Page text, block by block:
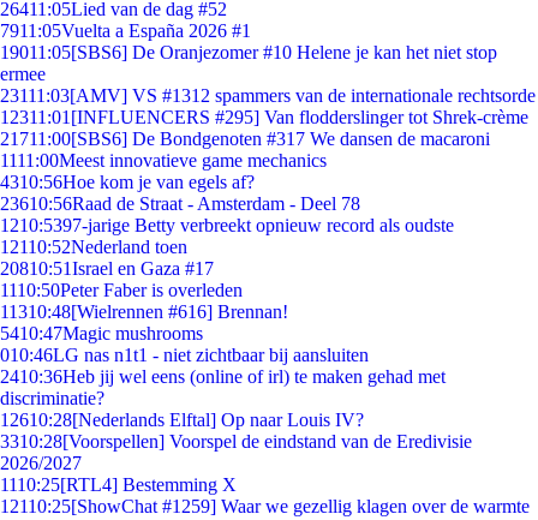
26411:05Lied van de dag #52
7911:05Vuelta a España 2026 #1
19011:05[SBS6] De Oranjezomer #10 Helene je kan het niet stop
ermee
23111:03[AMV] VS #1312 spammers van de internationale rechtsorde
12311:01 [INFLUENCERS #295] Van flodderslinger tot Shrek-crème
21711:00[SBS6] De Bondgenoten #317 We dansen de macaroni
1111:00Meest innovatieve game mechanics
4310:56Hoe kom je van egels af?
23610:56Raad de Straat - Amsterdam - Deel 78
1210:5397-jarige Betty verbreekt opnieuw record als oudste
12110:52Nederland toen
20810:51Israel en Gaza #17
1110:50Peter Faber is overleden
11310:48[Wielrennen #616] Brennan!
5410:47Magic mushrooms
010:46LG nas n1t1 - niet zichtbaar bij aansluiten
2410:36Heb jij wel eens (online of irl) te maken gehad met
discriminatie?
12610:28[Nederlands Elftal] Op naar Louis IV?
3310:28[Voorspellen] Voorspel de eindstand van de Eredivisie
2026/2027
1110:25[RTL4] Bestemming X
12110:25[ShowChat #1259] Waar we gezellig klagen over de warmte